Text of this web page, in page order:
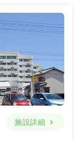
詳細を見る
施設詳細